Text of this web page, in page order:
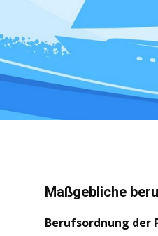
Maßgebliche
Berufsordnung der